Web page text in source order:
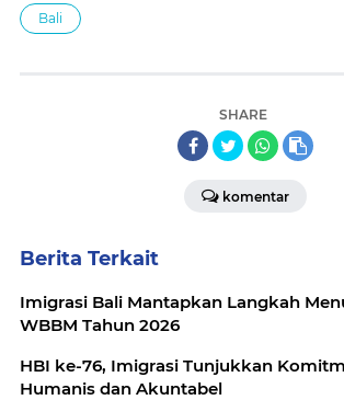
Bali
SHARE
komentar
Berita Terkait
Imigrasi Bali Mantapkan Langkah
WBBM Tahun 2026
HBI ke-76, Imigrasi Tunjukkan
Humanis dan Akuntabel